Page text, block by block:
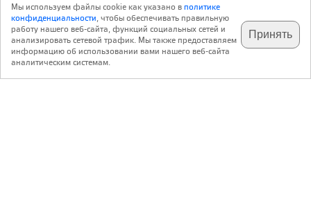
подпишитесь на наш
телеграм @archi_ru
✕
с 20 июля 1999 г.
Мы используем файлы cookie как указано вполитике
конфиденциальности, чтобы обеспечивать правильную
работу нашего веб-сайта, функций социальных сетей и
анализировать сетевой трафик. Мы также предоставляем
информацию об использовании вами нашего веб-сайта
аналитическим системам.
Принять